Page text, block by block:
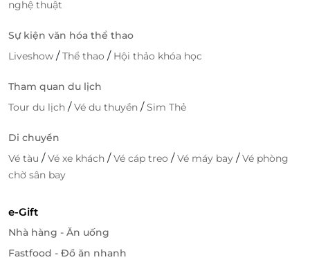
LifeLink – Cổng ưu đãi nghỉ dưỡng
thông minh
LifeLink là nền tảng đặt dịch vụ hàng đầu với hàng
trăm ưu đãi mỗi ngày:
Đặt phòng tiện lợi
Giao diện thân thiện, thao tác đơn giản
Hỗ trợ khách hàng nhiệt tình, nhanh chóng
Đừng bỏ lỡ cơ hội trải nghiệm đẳng cấp tại Mường
nghệ thuật
Sự kiện văn hóa thể thao
Liveshow /Thể thao / Hội thảo khóa học
Tham quan du lịch
Tour du lịch /Vé du thuyền /Sim Thẻ
Di chuyển
Vé tàu /Vé xe khách /Vé cáp treo /Vé máy bay /Vé phòng
chờ sân bay
e-Gift
Nhà hàng - Ăn uống
Fastfood - Đồ ăn nhanh